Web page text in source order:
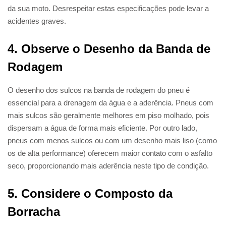
da sua moto. Desrespeitar estas especificações pode levar a
acidentes graves.
4. Observe o Desenho da Banda de
Rodagem
O desenho dos sulcos na banda de rodagem do pneu é
essencial para a drenagem da água e a aderência. Pneus com
mais sulcos são geralmente melhores em piso molhado, pois
dispersam a água de forma mais eficiente. Por outro lado,
pneus com menos sulcos ou com um desenho mais liso (como
os de alta performance) oferecem maior contato com o asfalto
seco, proporcionando mais aderência neste tipo de condição.
5. Considere o Composto da
Borracha